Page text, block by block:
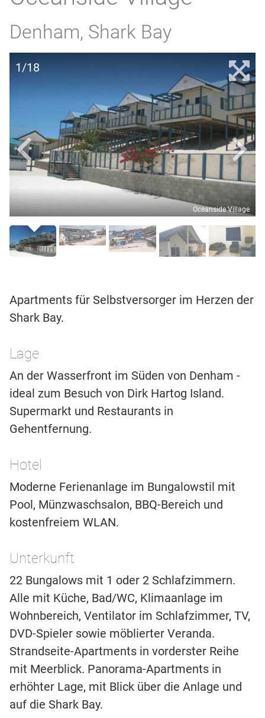
Denham, Shark Bay
1/18
Oceanside Village
Apartments für Selbstversorger im Herzen der
Shark Bay.
Lage
An der Wasserfront im Süden von Denham -
ideal zum Besuch von Dirk Hartog Island.
Supermarkt und Restaurants in
Gehentfernung.
Hotel
Moderne Ferienanlage im Bungalowstil mit
Pool, Münzwaschsalon, BBQ-Bereich und
kostenfreiem WLAN.
Unterkunft
22 Bungalows mit 1 oder 2 Schlafzimmern.
Alle mit Küche, Bad/WC, Klimaanlage im
Wohnbereich, Ventilator im Schlafzimmer, TV,
DVD-Spieler sowie möblierter Veranda.
Strandseite-Apartments in vorderster Reihe
mit Meerblick. Panorama-Apartments in
erhöhter Lage, mit Blick über die Anlage und
auf die Shark Bay.